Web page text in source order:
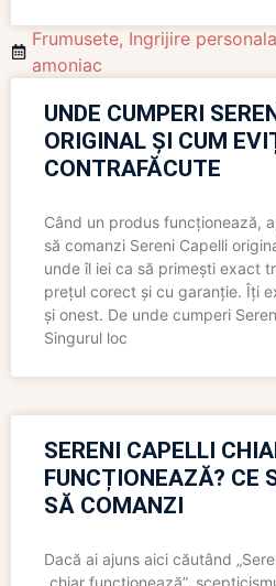
Frumusete, Ingrijire personala
amoniac
UNDE CUMPERI
ORIGINAL ȘI CUM
CONTRAFĂCUTE
Când un produs funcționează,
să comanzi Sereni Capelli
unde îl iei ca să primești exact
prețul corect și cu garanție. Îți
și onest. De unde cumperi
Singurul loc
SERENI CAPELLI
FUNCȚIONEAZĂ? CE
SĂ COMANZI
Dacă ai ajuns aici căutând